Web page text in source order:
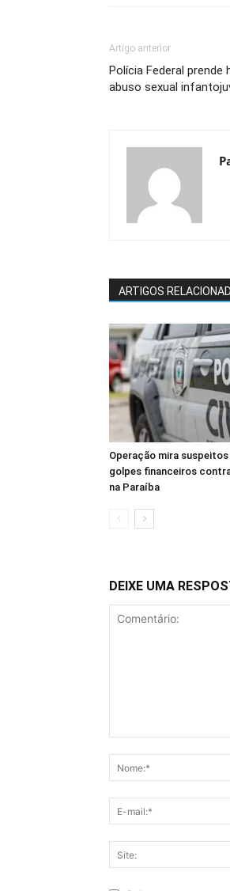
Artigo anterior
Polícia Federal
abuso sexual
ARTIGOS
Operação mira
golpes financeiros
na Paraíba
DEIXE UMA